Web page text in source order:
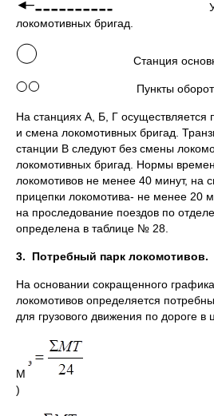
Участки
локомотивных бригад.
Станция
Пункты оборота
На станциях А, Б, Г осуществляется
и смена локомотивных бригад.
станции В следуют без смены
локомотивных бригад. Нормы
локомотивов не менее 40 минут, на
прицепки локомотива- не менее 20
на проследование поездов по
определена в таблице № 28.
3. Потребный парк локомотивов.
На основании сокращенного
локомотивов определяется
для грузового движения по дороге в
М
( №
)